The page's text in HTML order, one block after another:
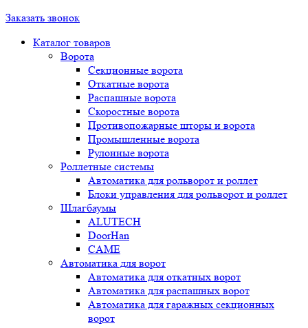
Заказать звонок
Каталог товаров
Ворота
Секционные ворота
Откатные ворота
Распашные ворота
Скоростные ворота
Противопожарные шторы и ворота
Промышленные ворота
Рулонные ворота
Роллетные системы
Автоматика для рольворот и роллет
Блоки управления для рольворот и роллет
Шлагбаумы
ALUTECH
DoorHan
CAME
Автоматика для ворот
Автоматика для откатных ворот
Автоматика для распашных ворот
Автоматика для гаражных секционных
ворот